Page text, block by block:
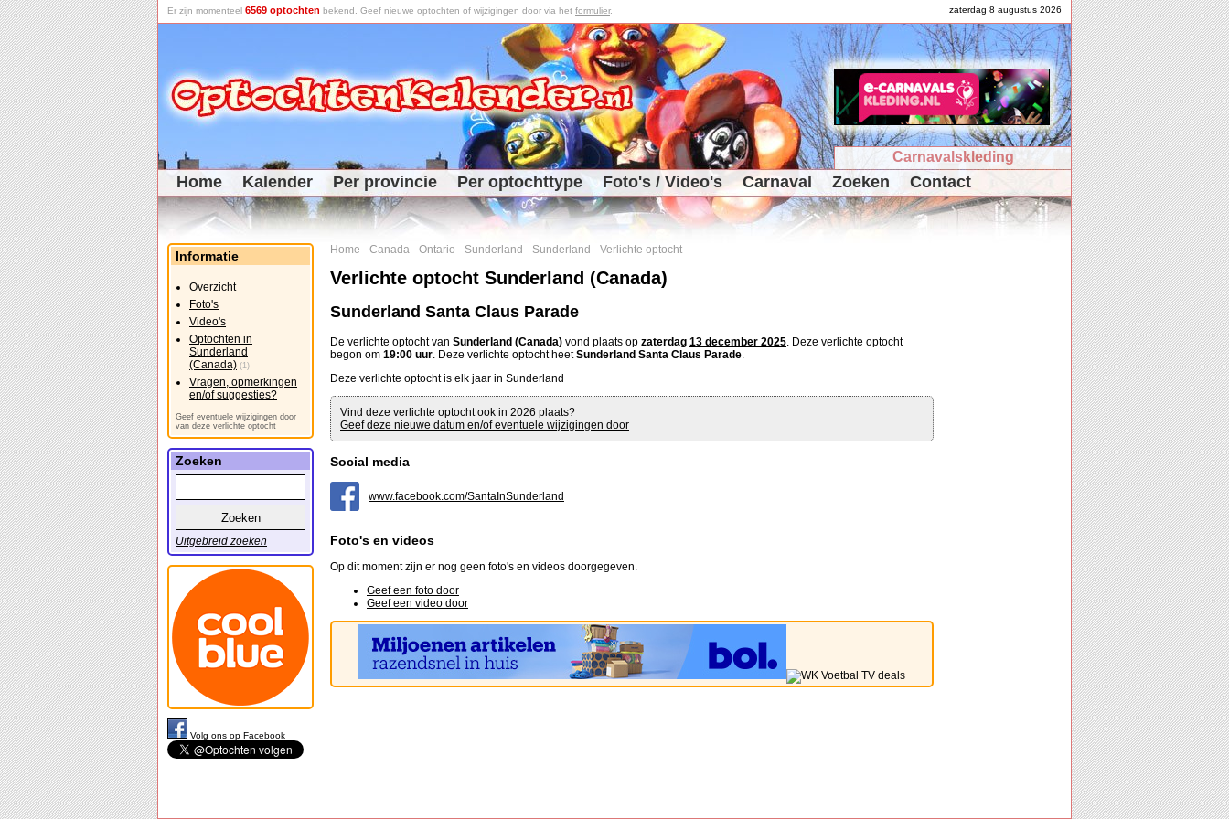
zaterdag 8 augustus 2026
Er zijn momenteel 6569 optochten bekend. Geef nieuwe optochten of wijzigingen door via het formulier.
Carnavalskleding
Home Kalender Per provincie Per optochttype Foto's / Video's Carnaval Zoeken Contact
Home - Canada - Ontario - Sunderland - Sunderland - Verlichte optocht
Verlichte optocht Sunderland (Canada)
Sunderland Santa Claus Parade
De verlichte optocht van Sunderland (Canada) vond plaats op zaterdag 13 december 2025. Deze verlichte optocht
begon om 19:00 uur. Deze verlichte optocht heetSunderland Santa Claus Parade.
Deze verlichte optocht is elk jaar in Sunderland
Vind deze verlichte optocht ook in 2026 plaats?
Geef deze nieuwe datum en/of eventuele wijzigingen door
Social media
www.facebook.com/SantaInSunderland
Foto's en videos
Op dit moment zijn er nog geen foto's en videos doorgegeven.
Geef een foto door
Geef een video door
Informatie
Overzicht
Foto's
Video's
Optochten in
Sunderland
(Canada) (1)
Vragen, opmerkingen
en/of suggesties?
Geef eventuele wijzigingen door
van deze verlichte optocht
Zoeken
Uitgebreid zoeken
Volg ons op Facebook